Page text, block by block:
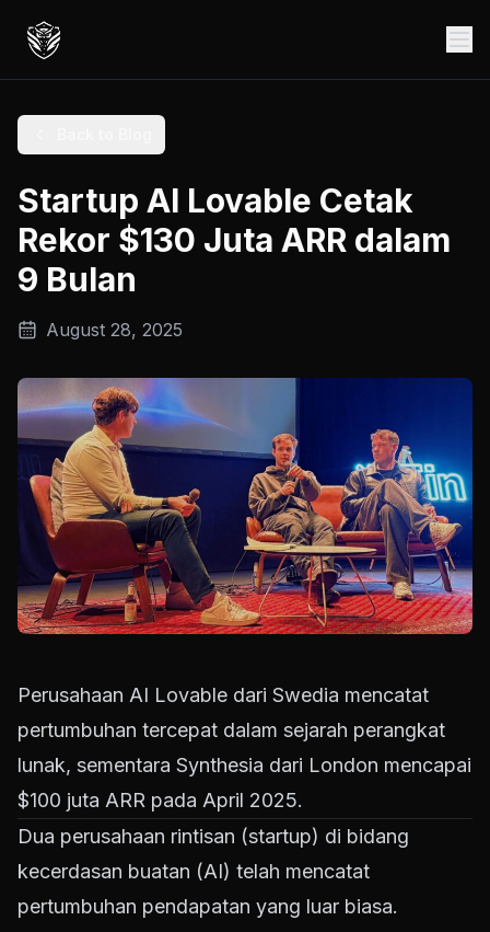
Startup AI Lovable Cetak
Rekor $130 Juta ARR dalam
9 Bulan
August 28, 2025
Perusahaan AI Lovable dari Swedia mencatat
pertumbuhan tercepat dalam sejarah perangkat
lunak, sementara Synthesia dari London mencapai
$100 juta ARR pada April 2025.
Dua perusahaan rintisan (startup) di bidang
kecerdasan buatan (AI) telah mencatat
pertumbuhan pendapatan yang luar biasa.